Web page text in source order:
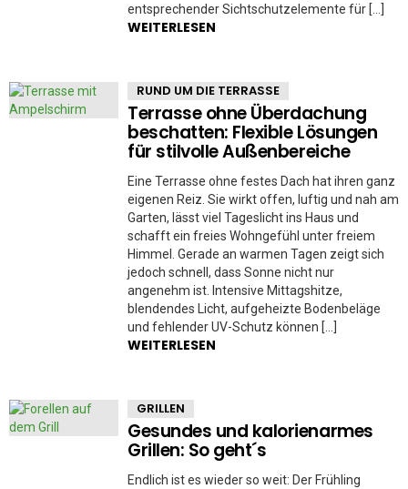
entsprechender Sichtschutzelemente für […]
WEITERLESEN
RUND UM DIE TERRASSE
Terrasse ohne Überdachung
beschatten: Flexible Lösungen
für stilvolle Außenbereiche
Eine Terrasse ohne festes Dach hat ihren ganz
eigenen Reiz. Sie wirkt offen, luftig und nah am
Garten, lässt viel Tageslicht ins Haus und
schafft ein freies Wohngefühl unter freiem
Himmel. Gerade an warmen Tagen zeigt sich
jedoch schnell, dass Sonne nicht nur
angenehm ist. Intensive Mittagshitze,
blendendes Licht, aufgeheizte Bodenbeläge
und fehlender UV-Schutz können […]
WEITERLESEN
GRILLEN
Gesundes und kalorienarmes
Grillen: So geht´s
Endlich ist es wieder so weit: Der Frühling